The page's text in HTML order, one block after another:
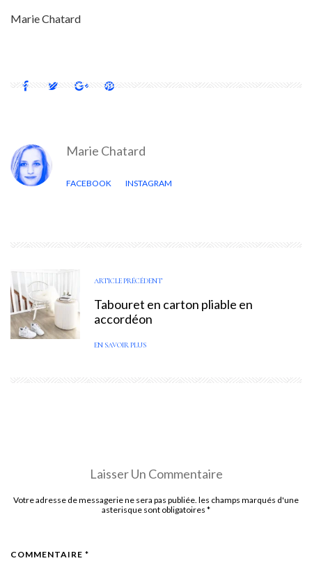
Marie Chatard
Marie Chatard
FACEBOOK INSTAGRAM
ARTICLE PRÉCÉDENT
Tabouret en carton pliable en
accordéon
EN SAVOIR PLUS
Laisser Un Commentaire
Votre adresse de messagerie ne sera pas publiée. les champs marqués d'une
asterisque sont obligatoires *
COMMENTAIRE *